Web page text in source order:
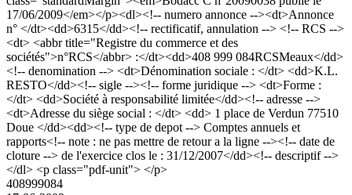
17/06/2009</em></p><dl><!-- numero annonce --><dt>Annonce
n° </dt><dd>6315</dd><!-- rectificatif, annulation --> <!-- RCS -->
<dt> <abbr title="Registre du commerce et des
sociétés">n°RCS</abbr> :</dt><dd>408 999 084RCSMeaux</dd>
<!-- denomination --> <dt>Dénomination sociale : </dt> <dd>K.L.
RESTO</dd><!-- sigle --><!-- forme juridique --> <dt>Forme :
</dt> <dd>Société à responsabilité limitée</dd><!-- adresse -->
<dt>Adresse du siège social : </dt> <dd> 1 place de Verdun 77510
Doue </dd><dd><!-- type de depot --> Comptes annuels et
rapports<!-- note : ne pas mettre de retour a la ligne --><!-- date de
cloture --> de l'exercice clos le : 31/12/2007</dd><!-- descriptif -->
</dl> <p class="pdf-unit"> </p>
408999084